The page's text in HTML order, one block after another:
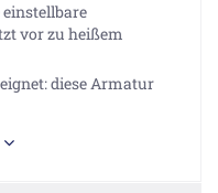
einstellbare
vor zu heißem
diese Armatur